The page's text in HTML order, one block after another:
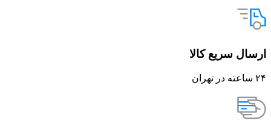
ارسال سریع کالا
۲۴ ساعته در تهران